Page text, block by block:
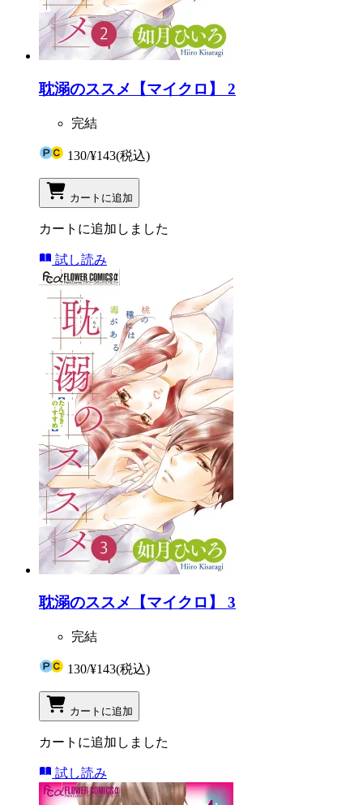
耽溺のススメ【マイクロ】 2
完結
130/¥143(税込)
カートに追加
カートに追加しました
試し読み
耽溺のススメ【マイクロ】 3
完結
130/¥143(税込)
カートに追加
カートに追加しました
試し読み